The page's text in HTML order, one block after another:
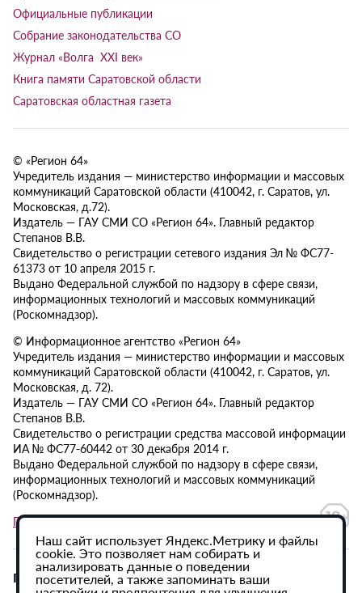
Официальные публикации
Собрание законодательства СО
Журнал «Волга XXI век»
Книга памяти Саратовской области
Саратовская областная газета
© «Регион 64»
Учредитель издания — министерство информации и массовых
коммуникаций Саратовской области (410042, г. Саратов, ул.
Московская, д.72).
Издатель — ГАУ СМИ СО «Регион 64». Главный редактор
Степанов В.В.
Свидетельство о регистрации сетевого издания Эл № ФС77-
61373 от 10 апреля 2015 г.
Выдано Федеральной службой по надзору в сфере связи,
информационных технологий и массовых коммуникаций
(Роскомнадзор).
© Информационное агентство «Регион 64»
Учредитель издания — министерство информации и массовых
коммуникаций Саратовской области (410042, г. Саратов, ул.
Московская, д. 72).
Издатель — ГАУ СМИ СО «Регион 64». Главный редактор
Степанов В.В.
Свидетельство о регистрации средства массовой информации
ИА № ФС77-60442 от 30 декабря 2014 г.
Выдано Федеральной службой по надзору в сфере связи,
информационных технологий и массовых коммуникаций
(Роскомнадзор).
Политика в отношении обработки персональных данных
При использовании материалов сайта активная
Наш сайт использует Яндекс.Метрику и файлы
cookie. Это позволяет нам собирать и
анализировать данные о поведении
посетителей, а также запоминать ваши